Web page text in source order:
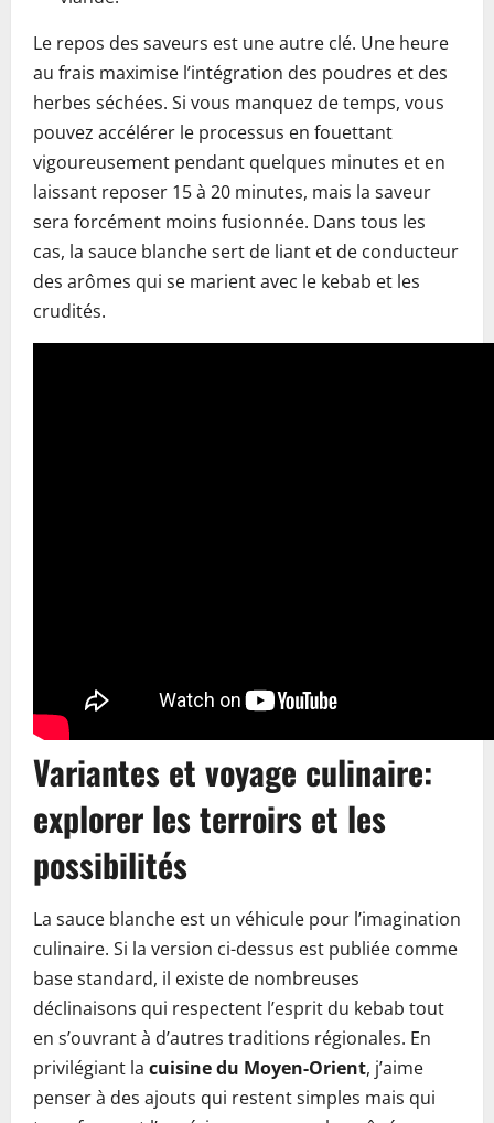
Le repos des saveurs est une autre clé. Une heure
au frais maximise l’intégration des poudres et des
herbes séchées. Si vous manquez de temps, vous
pouvez accélérer le processus en fouettant
vigoureusement pendant quelques minutes et en
laissant reposer 15 à 20 minutes, mais la saveur
sera forcément moins fusionnée. Dans tous les
cas, la sauce blanche sert de liant et de conducteur
des arômes qui se marient avec le kebab et les
crudités.
Variantes et voyage culinaire:
explorer les terroirs et les
possibilités
La sauce blanche est un véhicule pour l’imagination
culinaire. Si la version ci-dessus est publiée comme
base standard, il existe de nombreuses
déclinaisons qui respectent l’esprit du kebab tout
en s’ouvrant à d’autres traditions régionales. En
privilégiant la cuisine du Moyen-Orient, j’aime
penser à des ajouts qui restent simples mais qui